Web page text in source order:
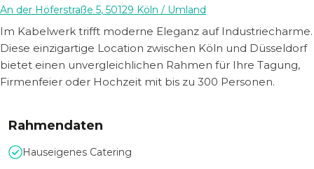
An der Höferstraße 5, 50129 Köln / Umland
Im Kabelwerk trifft moderne Eleganz auf Industriecharme.
Diese einzigartige Location zwischen Köln und Düsseldorf
bietet einen unvergleichlichen Rahmen für Ihre Tagung,
Firmenfeier oder Hochzeit mit bis zu 300 Personen.
Rahmendaten
Hauseigenes Catering